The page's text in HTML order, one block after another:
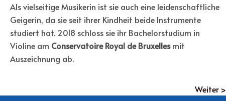
Als vielseitige Musikerin ist sie auch eine leidenschaftliche
Geigerin, da sie seit ihrer Kindheit beide Instrumente
studiert hat. 2018 schloss sie ihr Bachelorstudium in
Violine am Conservatoire Royal de Bruxellesmit
Auszeichnung ab.
Weiter >